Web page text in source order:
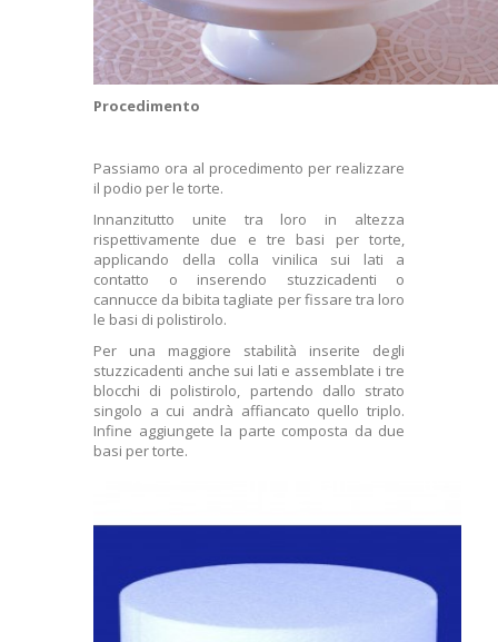
Procedimento
Passiamo ora al procedimento per realizzare
il podio per le torte.
Innanzitutto unite tra loro in altezza
rispettivamente due e tre basi per torte,
applicando della colla vinilica sui lati a
contatto o inserendo stuzzicadenti o
cannucce da bibita tagliate per fissare tra loro
le basi di polistirolo.
Per una maggiore stabilità inserite degli
stuzzicadenti anche sui lati e assemblate i tre
blocchi di polistirolo, partendo dallo strato
singolo a cui andrà affiancato quello triplo.
Infine aggiungete la parte composta da due
basi per torte.